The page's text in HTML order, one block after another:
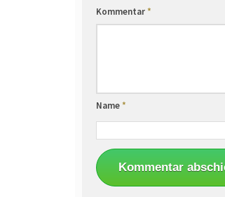
Kommentar*
Name*